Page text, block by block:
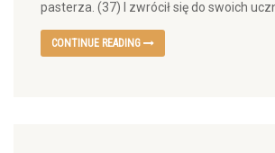
pasterza. (37) I zwrócił się do swoich
CONTINUE READING